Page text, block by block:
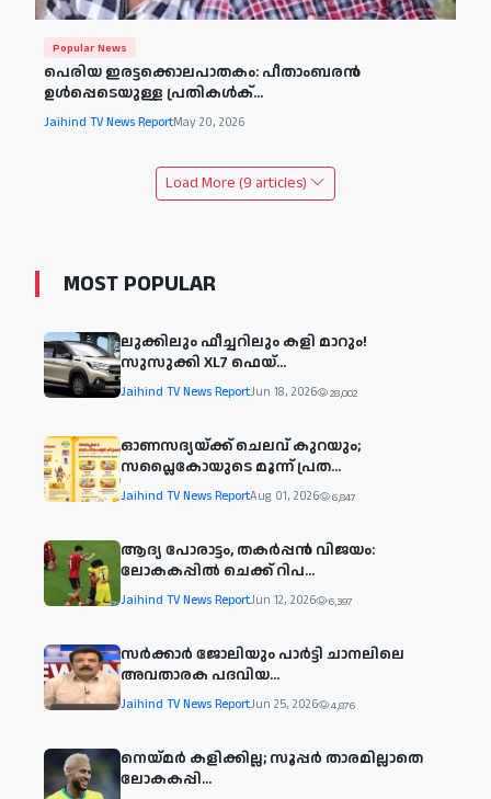
Popular News
പെരിയ ഇരട്ടക്കൊലപാതകം: പീതാംബരൻ
ഉൾപ്പെടെയുള്ള പ്രതികൾക്...
Jaihind TV News ReportMay 20, 2026
Load More (9 articles)
MOST POPULAR
ലുക്കിലും ഫീച്ചറിലും കളി മാറും!
സുസുക്കി XL7 ഫെയ്‌...
Jaihind TV News ReportJun 18, 2026 28,002
ഓണസദ്യയ്ക്ക് ചെലവ് കുറയും;
സപ്ലൈകോയുടെ മൂന്ന് പ്രത...
Jaihind TV News ReportAug 01, 2026 6,847
ആദ്യ പോരാട്ടം, തകർപ്പൻ വിജയം:
ലോകകപ്പിൽ ചെക്ക് റിപ...
Jaihind TV News ReportJun 12, 2026 6,397
സര്‍ക്കാര്‍ ജോലിയും പാര്‍ട്ടി ചാനലിലെ
അവതാരക പദവിയ...
Jaihind TV News ReportJun 25, 2026 4,876
നെയ്മര്‍ കളിക്കില്ല; സൂപ്പര്‍ താരമില്ലാതെ
ലോകകപ്പി...